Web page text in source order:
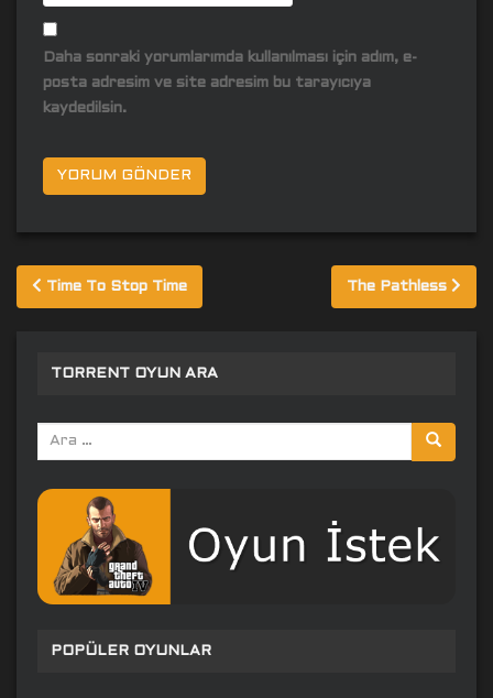
Daha sonraki yorumlarımda kullanılması için adım, e-
posta adresim ve site adresim bu tarayıcıya
kaydedilsin.
Yazı
gezinmesi
Time To Stop Time The Pathless
TORRENT OYUN ARA
Arama
yap:
POPÜLER OYUNLAR